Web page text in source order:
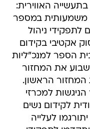
האווירית:
משמעותית במספר
לתפקידי ניהול
אקטיבי בקידום
הספר למנכ"ליות
את המחזור
המחזור הראשון.
למכרזי
לקידום נשים
לעלייה